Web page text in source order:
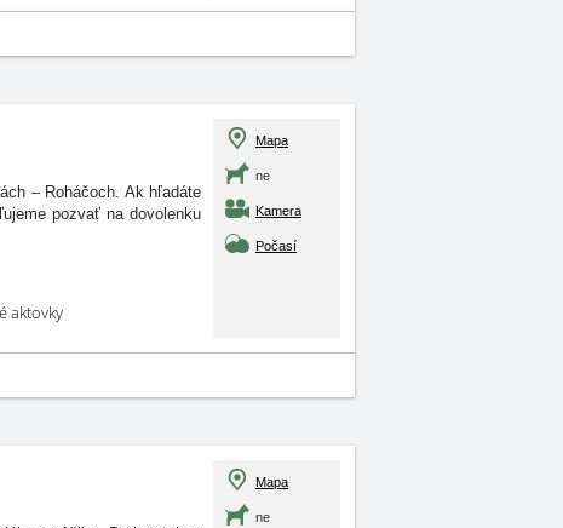
– Roháčoch. Ak hľadáte
pozvať na dovolenku
aktovky
Mapa
ne
Kamera
Počasí
Mapa
ne